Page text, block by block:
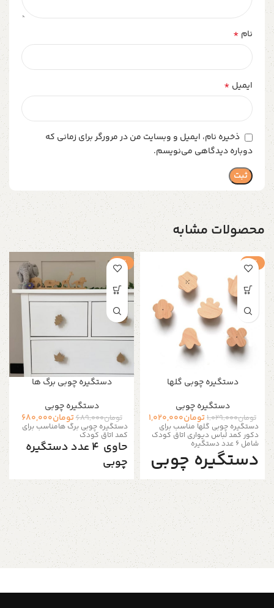
نام *
ایمیل *
ذخیره نام، ایمیل و وبسایت من در مرورگر برای زمانی که
دوباره دیدگاهی می‌نویسم.
محصولات مشابه
-1%
دستگیره چوبی گلها
دستگیره‌ چوبی
تومان1,029,000تومان1,020,000
دستگیره چوبی گلها مناسب برای
دکور کمد لباس دیواری اتاق کودک
شامل 6 عدد دستگیره
دستگیره چوبی
گلها
دارای یک سوراخ متناسب با انواع
مبلمان است. و میتوان آنها را روی
کشوها و ضخامت های درب 14 تا 30
میلی متر به راحتی نصب کرد برای
نصب از پیچ های 3 سانتی متری برای
ضخامت کشوهای 14 تا 20 میلی
متری و پیچ های 4 سانتی متری برای
ضخامت های کشو 30-21 میلی متری
-1%
دستگیره چوبی برگ ها
دستگیره‌ چوبی
تومان689,000تومان680,000
دستگیره چوبی برگ هامناسب برای
کمد اتاق کودک
حاوی 4 عدد دستگیره
چوبی
دستگیره چوبی کمد با تم برگ ها یک
دکوری عالی برای هر مهد کودکی و
اتاق کودک با تم جنگل های آمازون و
دنیای عجیب برگ های درختان است و
می‌توان از آنها به عنوان آویز لباس یا
دستگیره کمد لباس استفاده کرد تا
یک دکوری جذاب به طراحی اتاق
اضافه کنید. اگر به دنبال یک دکوری
جدید و خاص برای مهد کودک و اتاق
کودک خود باشید،و یا به دنبال تغییر
سبک کشوهای قدیمی هستید، این
بخشد! دارای یک سوراخ متناسب با